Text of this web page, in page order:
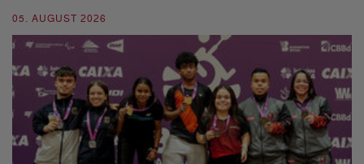
05. AUGUST 2026